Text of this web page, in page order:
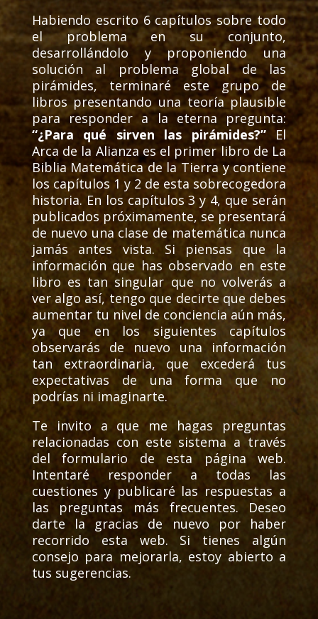
Habiendo escrito 6 capítulos sobre todo
el problema en su conjunto,
desarrollándolo y proponiendo una
solución al problema global de las
pirámides, terminaré este grupo de
libros presentando una teoría plausible
para responder a la eterna pregunta:
“¿Para qué sirven las pirámides?”El
Arca de la Alianza es el primer libro de La
Biblia Matemática de la Tierra y contiene
los capítulos 1 y 2 de esta sobrecogedora
historia. En los capítulos 3 y 4, que serán
publicados próximamente, se presentará
de nuevo una clase de matemática nunca
jamás antes vista. Si piensas que la
información que has observado en este
libro es tan singular que no volverás a
ver algo así, tengo que decirte que debes
aumentar tu nivel de conciencia aún más,
ya que en los siguientes capítulos
observarás de nuevo una información
tan extraordinaria, que excederá tus
expectativas de una forma que no
podrías ni imaginarte.
Te invito a que me hagas preguntas
relacionadas con este sistema a través
del formulario de esta página web.
Intentaré responder a todas las
cuestiones y publicaré las respuestas a
las preguntas más frecuentes. Deseo
darte la gracias de nuevo por haber
recorrido esta web. Si tienes algún
consejo para mejorarla, estoy abierto a
tus sugerencias.